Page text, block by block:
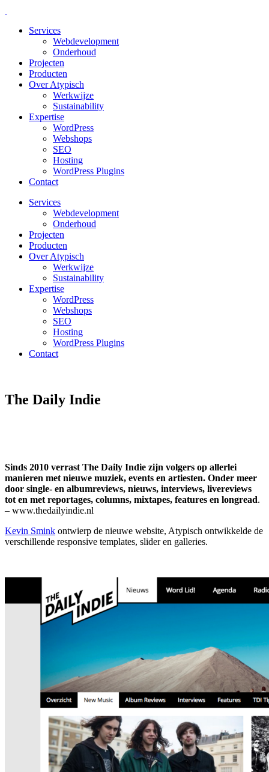
Services
Webdevelopment
Onderhoud
Projecten
Producten
Over Atypisch
Werkwijze
Sustainability
Expertise
WordPress
Webshops
SEO
Hosting
WordPress Plugins
Contact
Services
Webdevelopment
Onderhoud
Projecten
Producten
Over Atypisch
Werkwijze
Sustainability
Expertise
WordPress
Webshops
SEO
Hosting
WordPress Plugins
Contact
The Daily Indie
Sinds 2010 verrast The Daily Indie zijn volgers op allerlei
manieren met nieuwe muziek, events en artiesten. Onder meer
door single- en albumreviews, nieuws, interviews, livereviews
tot en met reportages, columns, mixtapes, features en longread.
– www.thedailyindie.nl
Kevin Smink ontwierp de nieuwe website, Atypisch ontwikkelde de
verschillende responsive templates, slider en galleries.